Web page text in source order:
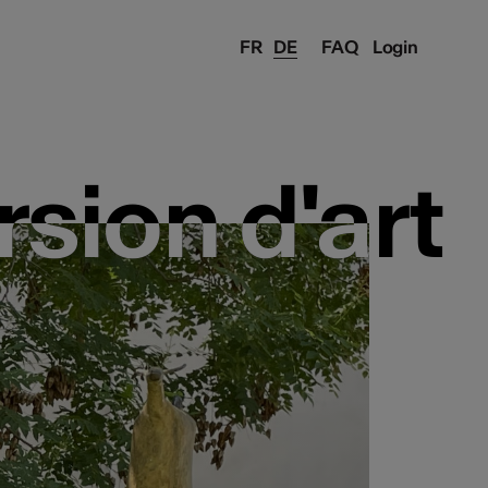
FAQ Login
FR DE
d'art
d'art